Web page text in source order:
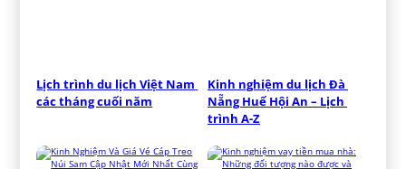
Lịch trình du lịch Việt Nam
các tháng cuối năm
Kinh nghiệm du lịch Đà
Nẵng Huế Hội An – Lịch
trình A-Z